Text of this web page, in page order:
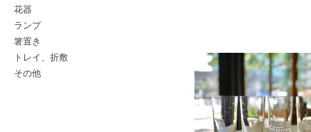
花器
ランプ
箸置き
トレイ、折敷
その他